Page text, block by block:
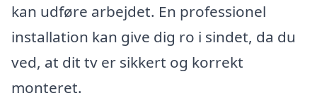
kan udføre arbejdet. En professionel
installation kan give dig ro i sindet, da du
ved, at dit tv er sikkert og korrekt
monteret.